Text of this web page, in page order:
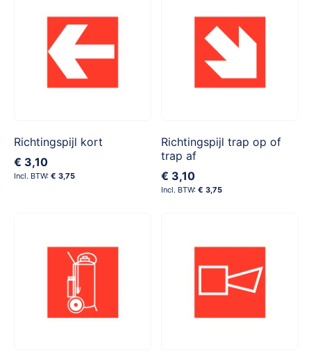
Richtingspijl kort
€ 3,10
€ 3,75
Richtingspijl trap op of
trap af
€ 3,10
€ 3,75